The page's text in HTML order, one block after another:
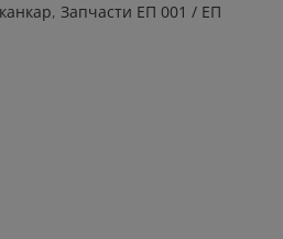
, Запчасти ЕП 001 / ЕП